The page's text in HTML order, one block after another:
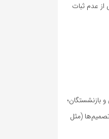
عدم ثبات
بازنشستگان؛
(مثل